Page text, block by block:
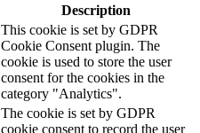
Description
This cookie is set by GDPR
Cookie Consent plugin. The
cookie is used to store the user
consent for the cookies in the
category "Analytics".
The cookie is set by GDPR
cookie consent to record the user